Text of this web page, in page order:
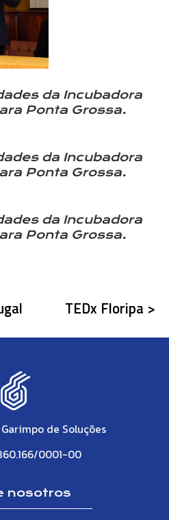
da Incubadora
Ponta Grossa.
da Incubadora
Ponta Grossa.
da Incubadora
Ponta Grossa.
TEDx Floripa >
de Soluções
0001-00
nosotros